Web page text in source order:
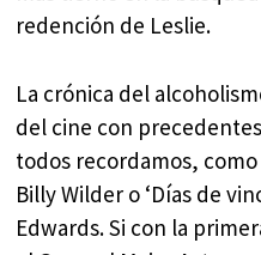
redención de Leslie.
La crónica del
del cine con
todos recordamos, como
Billy Wilder o ‘Días de
Edwards. Si con la